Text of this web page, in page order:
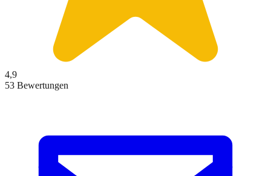
4,9
53 Bewertungen